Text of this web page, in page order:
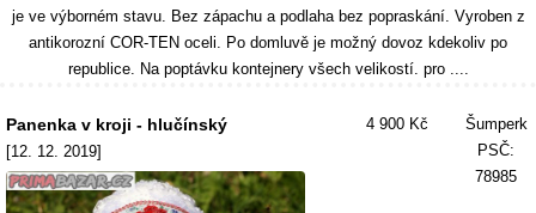
je ve výborném stavu. Bez zápachu a podlaha bez popraskání. Vyroben z
antikorozní COR-TEN oceli. Po domluvě je možný dovoz kdekoliv po
republice. Na poptávku kontejnery všech velikostí. pro ....
Panenka v kroji - hlučínský
[12. 12. 2019]
4 900 Kč
Šumperk
PSČ:
78985